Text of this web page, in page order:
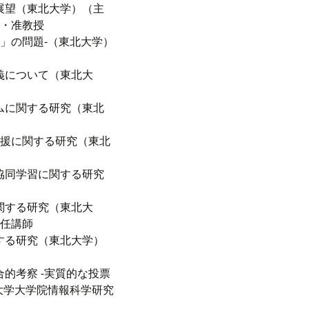
（東北大学）（主
准教授
の問題-（東北大学）
ついて（東北大
関する研究（東北
に関する研究（東北
学習に関する研究
る研究（東北大
講師
研究（東北大学）
考察 -実質的な投票
大学院情報科学研究